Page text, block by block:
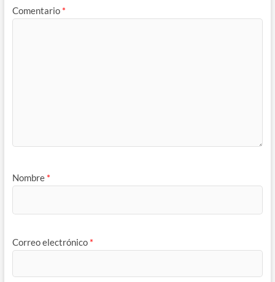
Comentario *
Nombre *
Correo electrónico *